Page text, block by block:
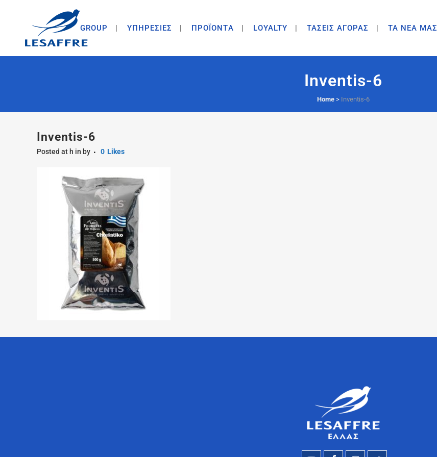
GROUP ΥΠΗΡΕΣΙΕΣ ΠΡΟΪΟΝΤA LOYALTY ΤΑΣΕΙΣ ΑΓΟΡΑΣ ΤΑ ΝΕΑ ΜΑΣ
Inventis-6
Home> Inventis-6
Inventis-6
Posted at h in by 0 Likes